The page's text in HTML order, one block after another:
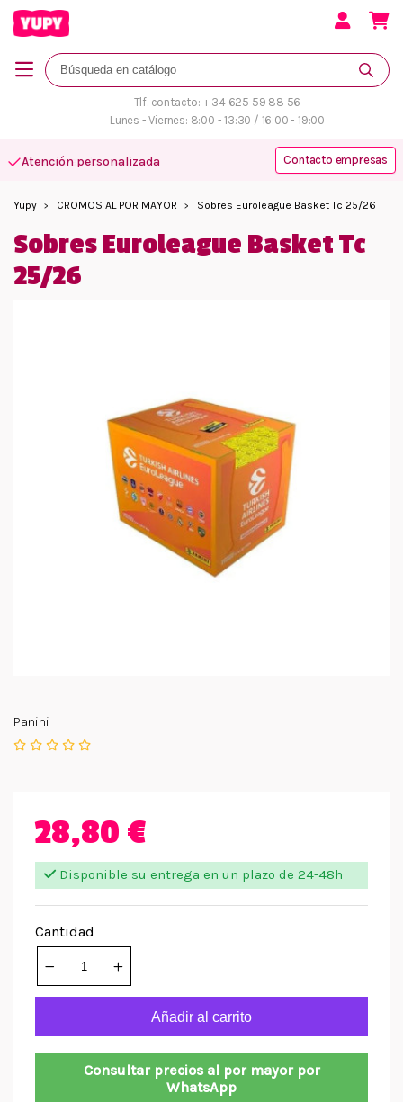
Tlf. contacto: + 34 625 59 88 56
Lunes - Viernes: 8:00 - 13:30 / 16:00 - 19:00
Atención personalizada Contacto empresas
Yupy CROMOS AL POR MAYOR Sobres Euroleague Basket Tc 25/26
Sobres Euroleague Basket Tc
25/26
Panini
28,80 €
Disponible su entrega en un plazo de 24-48h
Cantidad
Añadir al carrito
Consultar precios al por mayor por
WhatsApp